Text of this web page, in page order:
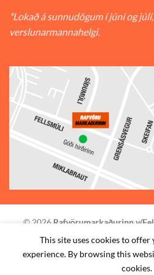
*Lokað á sunnudögum í júní og
verslunarmannahelgi.
© 2026 Rafvörumarkaðurinn v/
Reykjavík | S:
STAÐSETNING HAFA
This site uses cookies to
experience. By browsing this
cookies.